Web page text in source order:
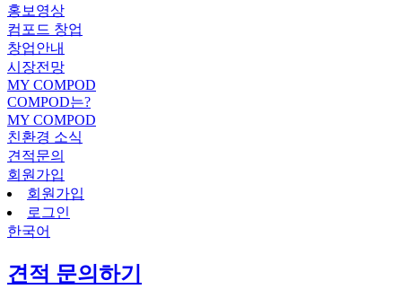
홍보영상
컴포드 창업
창업안내
시장전망
MY COMPOD
COMPOD는?
MY COMPOD
친환경 소식
견적문의
회원가입
회원가입
로그인
한국어
견적 문의하기